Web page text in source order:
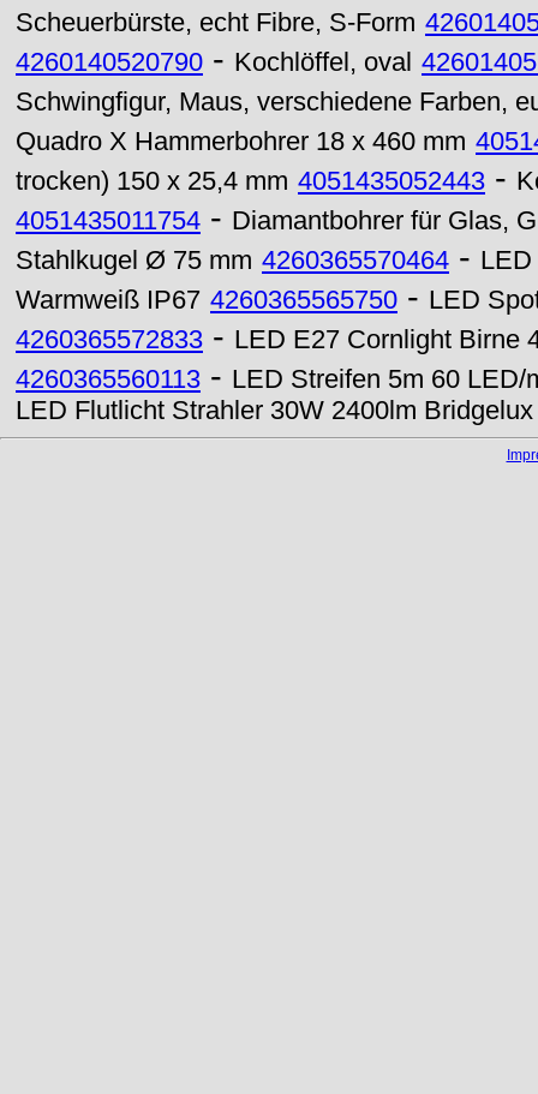
Scheuerbürste, echt Fibre, S-Form
4260140520790 - Kochlöffel, oval
Schwingfigur, Maus, verschiedene Farben,
Quadro X Hammerbohrer 18 x 460 mm
trocken) 150 x 25,4 mm 4051435052443 -
4051435011754 - Diamantbohrer für Glas,
Stahlkugel Ø 75 mm 4260365570464 -
Warmweiß IP67 4260365565750 - LED
4260365572833 - LED E27 Cornlight Birne
4260365560113 - LED Streifen 5m 60 LED/
LED Flutlicht Strahler 30W 2400lm